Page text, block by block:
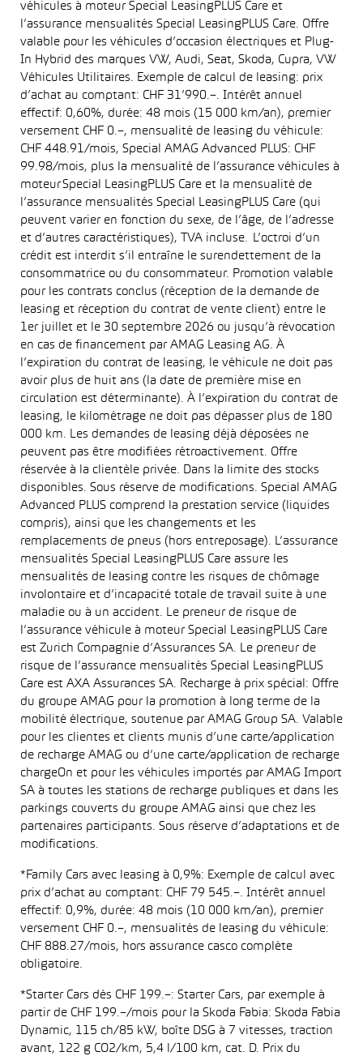
véhicules à moteur Special LeasingPLUS Care et
l’assurance mensualités Special LeasingPLUS Care. Offre
valable pour les véhicules d’occasion électriques et Plug-
In Hybrid des marques VW, Audi, Seat, Skoda, Cupra, VW
Véhicules Utilitaires. Exemple de calcul de leasing: prix
d’achat au comptant: CHF 31’990.–. Intérêt annuel
effectif: 0,60%, durée: 48 mois (15 000 km/an), premier
versement CHF 0.–, mensualité de leasing du véhicule:
CHF 448.91/mois, Special AMAG Advanced PLUS: CHF
99.98/mois, plus la mensualité de l’assurance véhicules à
moteur Special LeasingPLUS Care et la mensualité de
l’assurance mensualités Special LeasingPLUS Care (qui
peuvent varier en fonction du sexe, de l’âge, de l’adresse
et d’autres caractéristiques), TVA incluse. L’octroi d’un
crédit est interdit s’il entraîne le surendettement de la
consommatrice ou du consommateur. Promotion valable
pour les contrats conclus (réception de la demande de
leasing et réception du contrat de vente client) entre le
1er juillet et le 30 septembre 2026 ou jusqu’à révocation
en cas de financement par AMAG Leasing AG. À
l’expiration du contrat de leasing, le véhicule ne doit pas
avoir plus de huit ans (la date de première mise en
circulation est déterminante). À l’expiration du contrat de
leasing, le kilométrage ne doit pas dépasser plus de 180
000 km. Les demandes de leasing déjà déposées ne
peuvent pas être modifiées rétroactivement. Offre
réservée à la clientèle privée. Dans la limite des stocks
disponibles. Sous réserve de modifications. Special AMAG
Advanced PLUS comprend la prestation service (liquides
compris), ainsi que les changements et les
remplacements de pneus (hors entreposage). L’assurance
mensualités Special LeasingPLUS Care assure les
mensualités de leasing contre les risques de chômage
involontaire et d’incapacité totale de travail suite à une
maladie ou à un accident. Le preneur de risque de
l’assurance véhicule à moteur Special LeasingPLUS Care
est Zurich Compagnie d’Assurances SA. Le preneur de
risque de l’assurance mensualités Special LeasingPLUS
Care est AXA Assurances SA. Recharge à prix spécial: Offre
du groupe AMAG pour la promotion à long terme de la
mobilité électrique, soutenue par AMAG Group SA. Valable
pour les clientes et clients munis d’une carte/application
de recharge AMAG ou d’une carte/application de recharge
chargeOn et pour les véhicules importés par AMAG Import
SA à toutes les stations de recharge publiques et dans les
parkings couverts du groupe AMAG ainsi que chez les
partenaires participants. Sous réserve d’adaptations et de
modifications.
*Family Cars avec leasing à 0,9%: Exemple de calcul avec
prix d’achat au comptant: CHF 79 545.–. Intérêt annuel
effectif: 0,9%, durée: 48 mois (10 000 km/an), premier
versement CHF 0.–, mensualités de leasing du véhicule:
CHF 888.27/mois, hors assurance casco complète
obligatoire.
*Starter Cars dès CHF 199.–: Starter Cars, par exemple à
partir de CHF 199.–/mois pour la Skoda Fabia: Skoda Fabia
Dynamic, 115 ch/85 kW, boîte DSG à 7 vitesses, traction
avant, 122 g CO2/km, 5,4 l/100 km, cat. D. Prix du